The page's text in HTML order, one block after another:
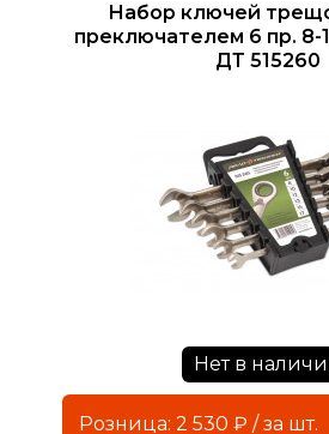
Набор ключей
преключателем 6 пр. 8-
ДТ 515260
Нет в
Розница: 2 530 ₽ / за шт.